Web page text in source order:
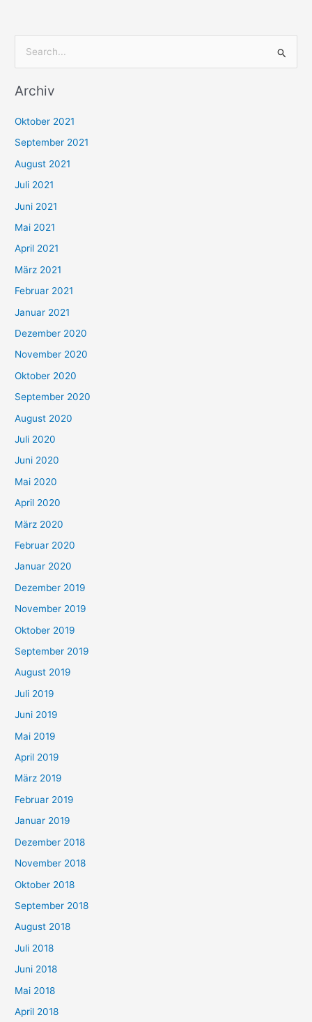
c
n
n
a
c
h
:
Archiv
Oktober 2021
September 2021
August 2021
Juli 2021
Juni 2021
Mai 2021
April 2021
März 2021
Februar 2021
Januar 2021
Dezember 2020
November 2020
Oktober 2020
September 2020
August 2020
Juli 2020
Juni 2020
Mai 2020
April 2020
März 2020
Februar 2020
Januar 2020
Dezember 2019
November 2019
Oktober 2019
September 2019
August 2019
Juli 2019
Juni 2019
Mai 2019
April 2019
März 2019
Februar 2019
Januar 2019
Dezember 2018
November 2018
Oktober 2018
September 2018
August 2018
Juli 2018
Juni 2018
Mai 2018
April 2018